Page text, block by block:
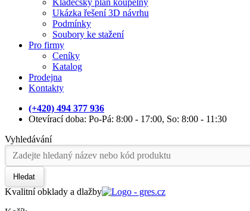
Kladečský plán koupelny
Ukázka řešení 3D návrhu
Podmínky
Soubory ke stažení
Pro firmy
Ceníky
Katalog
Prodejna
Kontakty
(+420) 494 377 936
Otevírací doba: Po-Pá: 8:00 - 17:00, So: 8:00 - 11:30
Vyhledávání
Hledat
Kvalitní obklady a dlažby